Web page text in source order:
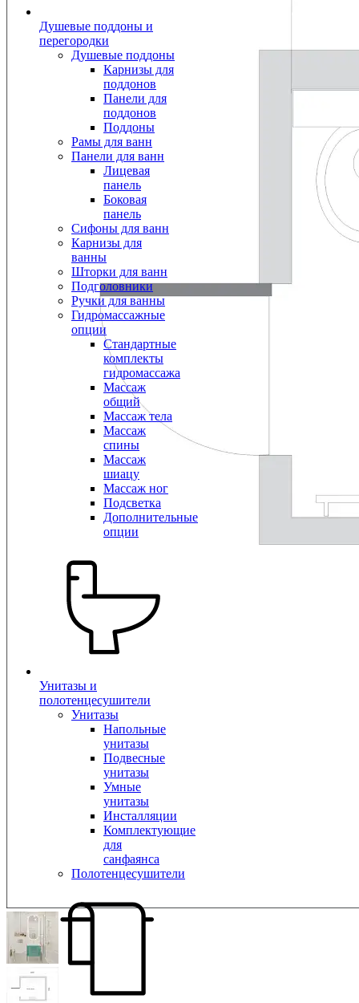
Душевые поддоны и
перегородки
Душевые поддоны
Карнизы для
поддонов
Панели для
поддонов
Поддоны
Рамы для ванн
Панели для ванн
Лицевая
панель
Боковая
панель
Сифоны для ванн
Карнизы для
ванны
Шторки для ванн
Подголовники
Ручки для ванны
Гидромассажные
опции
Стандартные
комплекты
гидромассажа
Массаж
общий
Массаж тела
Массаж
спины
Массаж
шиацу
Массаж ног
Подсветка
Дополнительные
опции
Унитазы и
полотенцесушители
Унитазы
Напольные
унитазы
Подвесные
унитазы
Умные
унитазы
Инсталляции
Комплектующие
для
санфаянса
Полотенцесушители